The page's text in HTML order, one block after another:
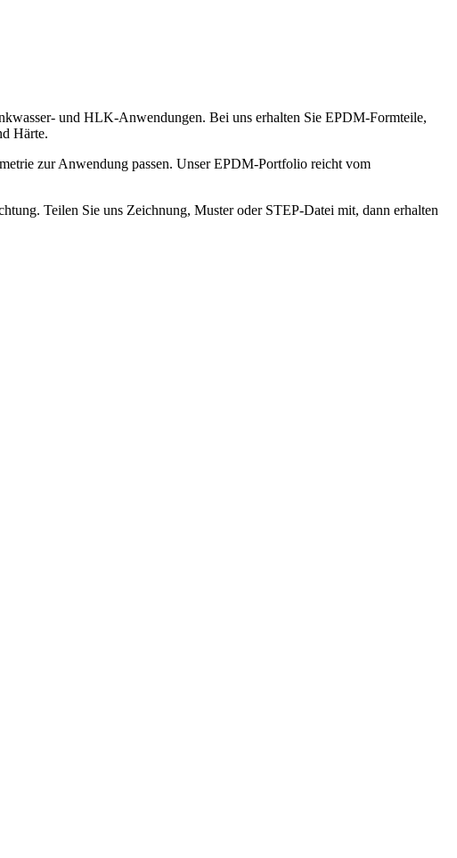
und HLK-Anwendungen. Bei uns erhalten Sie EPDM-Formteile,
Härte.
zur Anwendung passen. Unser EPDM-Portfolio reicht vom
Teilen Sie uns Zeichnung, Muster oder STEP-Datei mit, dann erhalten